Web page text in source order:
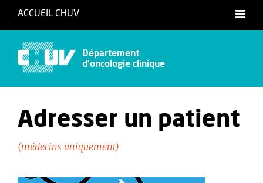
ACCUEIL CHUV
Département
d'oncologie clinique
Adresser un patient
(médecins uniquement)